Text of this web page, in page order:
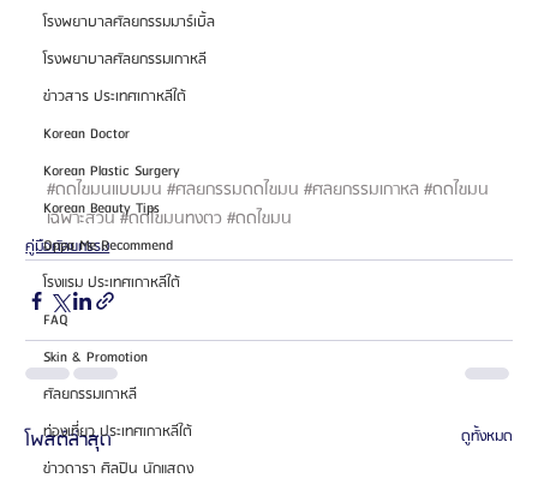
โรงพยาบาลศัลยกรรมมาร์เบิ้ล
โรงพยาบาลศัลยกรรมเกาหลี
ข่าวสาร ประเทศเกาหลีใต้
Korean Doctor
Korean Plastic Surgery
Korean Beauty Tips
Oppa Me Recommend
โรงแรม ประเทศเกาหลีใต้
FAQ
Skin & Promotion
ศัลยกรรมเกาหลี
ท่องเที่ยว ประเทศเกาหลีใต้
ข่าวดารา ศิลปิน นักแสดง
#ดดไขมนแบบมน #ศลยกรรมดดไขมน #ศลยกรรมเกาหล #ดดไขมน
เฉพาะสวน#ดดไขมนทงตว #ดดไขมน
คู่มือศัลยกรรม
โพสต์ล่าสุด ดูทั้งหมด